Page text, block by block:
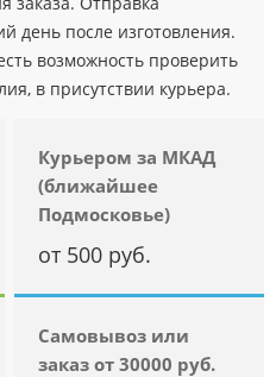
день после изготовления.
возможность проверить
в присутствии курьера.
Курьером за МКАД
(ближайшее
Подмосковье)
от 500 руб.
Самовывоз или
заказ от 30000 руб.